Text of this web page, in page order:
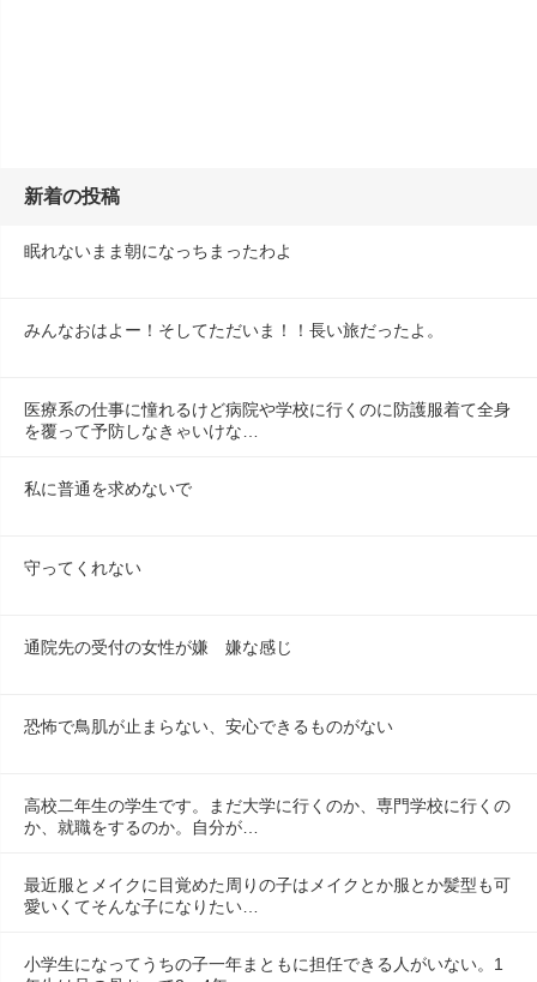
新着の投稿
眠れないまま朝になっちまったわよ
みんなおはよー！そしてただいま！！長い旅だったよ。
医療系の仕事に憧れるけど病院や学校に行くのに防護服着て全身
を覆って予防しなきゃいけな…
私に普通を求めないで
守ってくれない
通院先の受付の女性が嫌　嫌な感じ
恐怖で鳥肌が止まらない、安心できるものがない
高校二年生の学生です。まだ大学に行くのか、専門学校に行くの
か、就職をするのか。自分が…
最近服とメイクに目覚めた周りの子はメイクとか服とか髪型も可
愛いくてそんな子になりたい…
小学生になってうちの子一年まともに担任できる人がいない。1